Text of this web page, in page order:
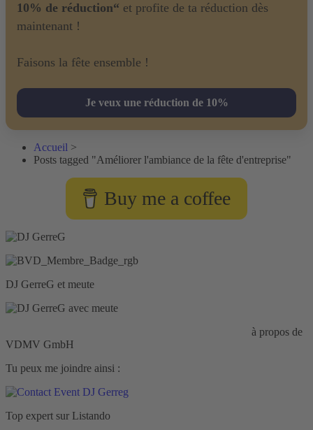
10% de réduction“ et profite de ta réduction dès
maintenant !
Faisons la fête ensemble !
Je veux une réduction de 10%
Accueil >
Posts tagged "Améliorer l'ambiance de la fête d'entreprise"
Buy me a coffee
DJ GerreG et meute
à propos de
VDMV GmbH
Tu peux me joindre ainsi :
Top expert sur Listando